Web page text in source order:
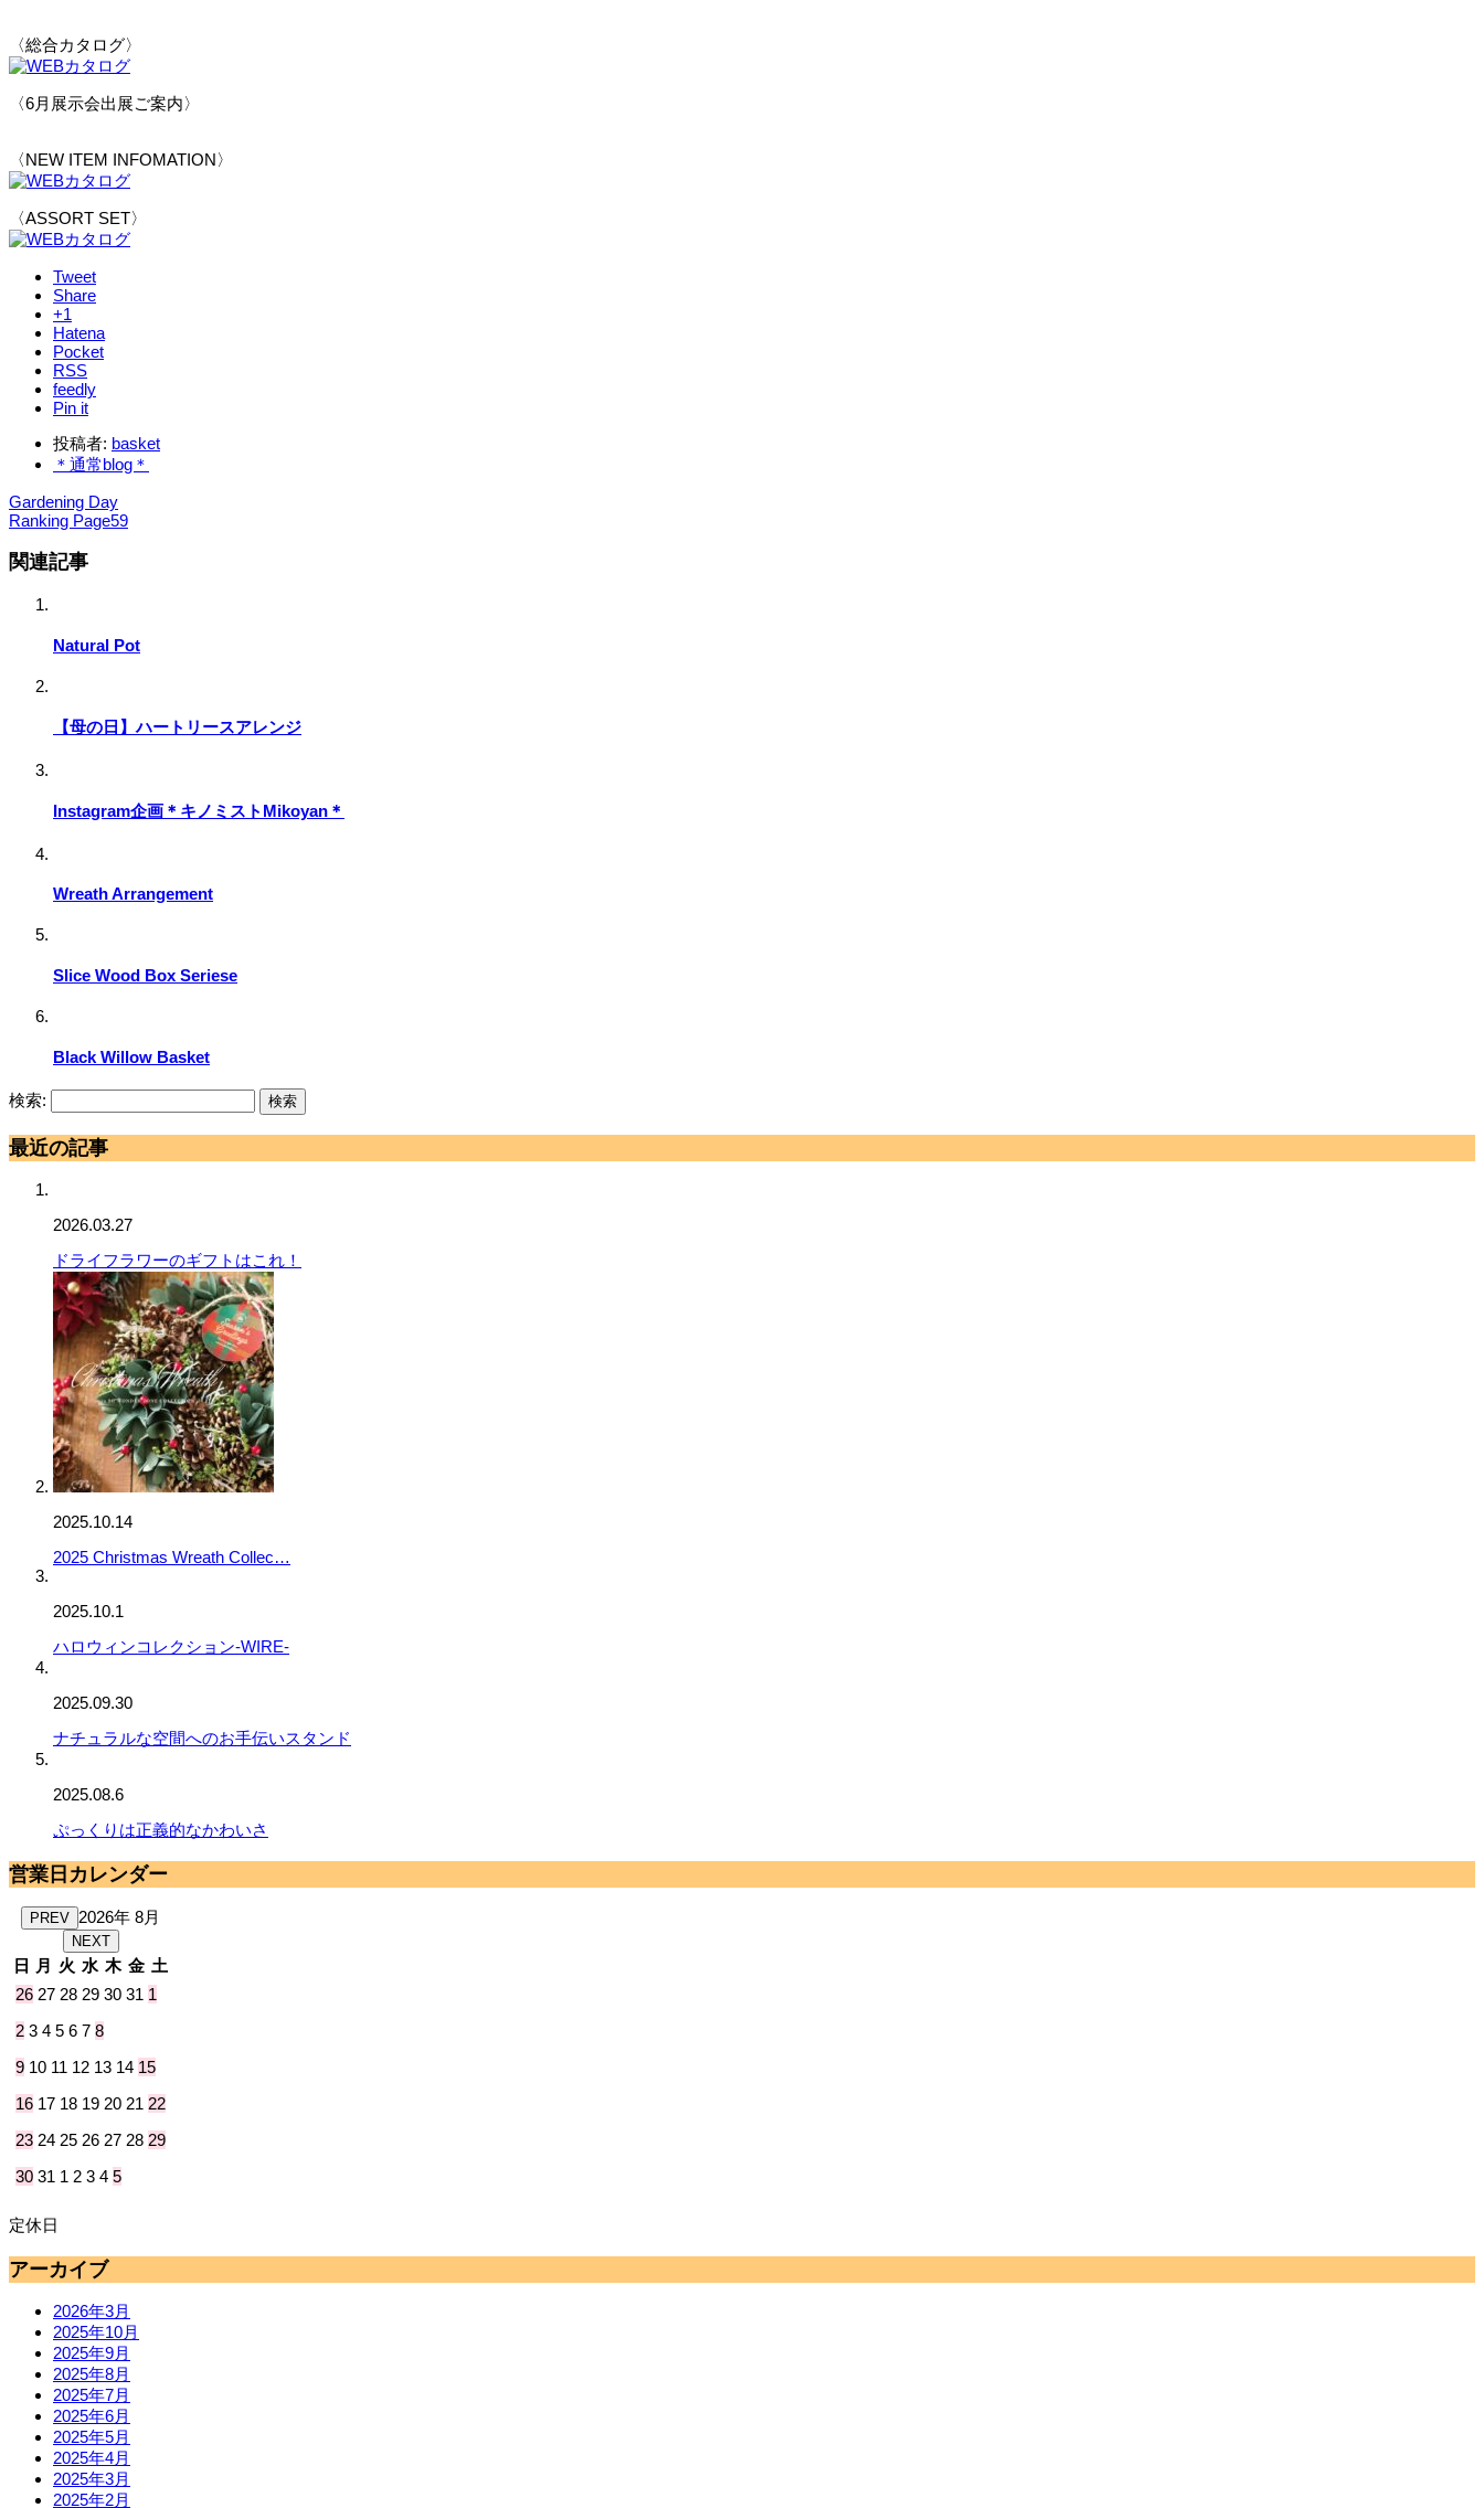
〈総合カタログ〉
〈6月展示会出展ご案内〉
〈NEW ITEM INFOMATION〉
〈ASSORT SET〉
Tweet
Share
+1
Hatena
Pocket
RSS
feedly
Pin it
投稿者: basket
＊通常blog＊
Gardening Day
Ranking Page59
関連記事
Natural Pot
【母の日】ハートリースアレンジ
Instagram企画＊キノミストMikoyan＊
Wreath Arrangement
Slice Wood Box Seriese
Black Willow Basket
検索:
最近の記事
2026.03.27
ドライフラワーのギフトはこれ！
2025.10.14
2025 Christmas Wreath Collec…
2025.10.1
ハロウィンコレクション-WIRE-
2025.09.30
ナチュラルな空間へのお手伝いスタンド
2025.08.6
ぷっくりは正義的なかわいさ
営業日カレンダー
PREV 2026年 8月
NEXT
日 月 火 水 木 金 土
26 27 28 29 30 31 1
2 3 4 5 6 7 8
9 10 11 12 13 14 15
16 17 18 19 20 21 22
23 24 25 26 27 28 29
30 31 1 2 3 4 5
定休日
アーカイブ
2026年3月
2025年10月
2025年9月
2025年8月
2025年7月
2025年6月
2025年5月
2025年4月
2025年3月
2025年2月